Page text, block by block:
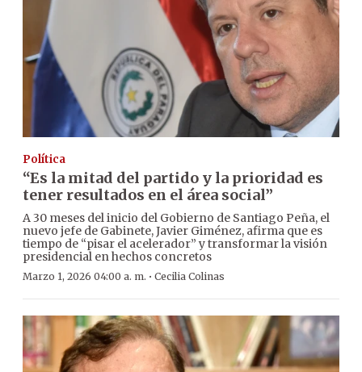
Política
“Es la mitad del partido y la prioridad es
tener resultados en el área social”
A 30 meses del inicio del Gobierno de Santiago Peña, el
nuevo jefe de Gabinete, Javier Giménez, afirma que es
tiempo de “pisar el acelerador” y transformar la visión
presidencial en hechos concretos
Marzo 1, 2026 04:00 a. m. · Cecilia Colinas